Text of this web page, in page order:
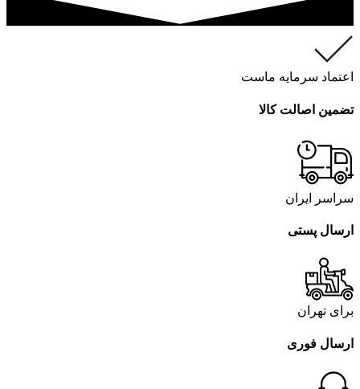
اعتماد سرمایه ماست
تضمین اصالت کالا
سراسر ایران
ارسال پستی
برای تهران
ارسال فوری